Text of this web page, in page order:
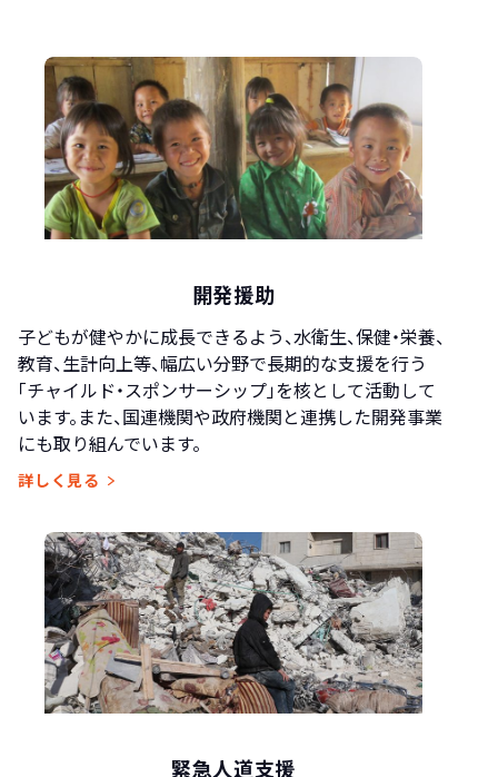
開発援助
子どもが健やかに成長できるよう、水衛生、保健・栄養、
教育、生計向上等、幅広い分野で長期的な支援を行う
「チャイルド・スポンサーシップ」を核として活動して
います。また、国連機関や政府機関と連携した開発事業
にも取り組んでいます。
詳しく見る
緊急人道支援